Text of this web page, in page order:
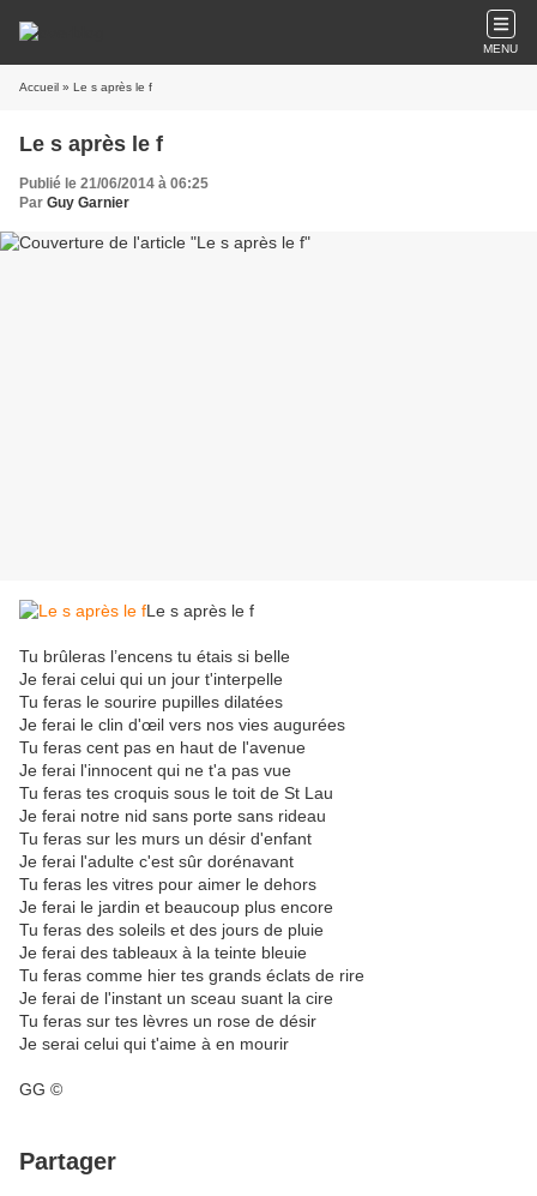
MENU
Accueil » Le s après le f
Le s après le f
Publié le 21/06/2014 à 06:25
Par Guy Garnier
Le s après le f
Tu brûleras l’encens tu étais si belle
Je ferai celui qui un jour t'interpelle
Tu feras le sourire pupilles dilatées
Je ferai le clin d'œil vers nos vies augurées
Tu feras cent pas en haut de l'avenue
Je ferai l'innocent qui ne t'a pas vue
Tu feras tes croquis sous le toit de St Lau
Je ferai notre nid sans porte sans rideau
Tu feras sur les murs un désir d'enfant
Je ferai l'adulte c'est sûr dorénavant
Tu feras les vitres pour aimer le dehors
Je ferai le jardin et beaucoup plus encore
Tu feras des soleils et des jours de pluie
Je ferai des tableaux à la teinte bleuie
Tu feras comme hier tes grands éclats de rire
Je ferai de l'instant un sceau suant la cire
Tu feras sur tes lèvres un rose de désir
Je serai celui qui t'aime à en mourir
GG ©
Partager